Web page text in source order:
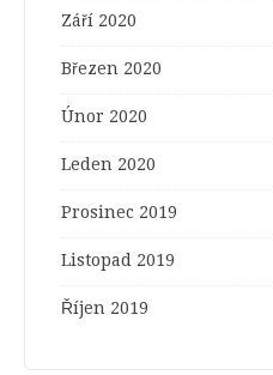
Září 2020
Březen 2020
Únor 2020
Leden 2020
Prosinec 2019
Listopad 2019
Říjen 2019